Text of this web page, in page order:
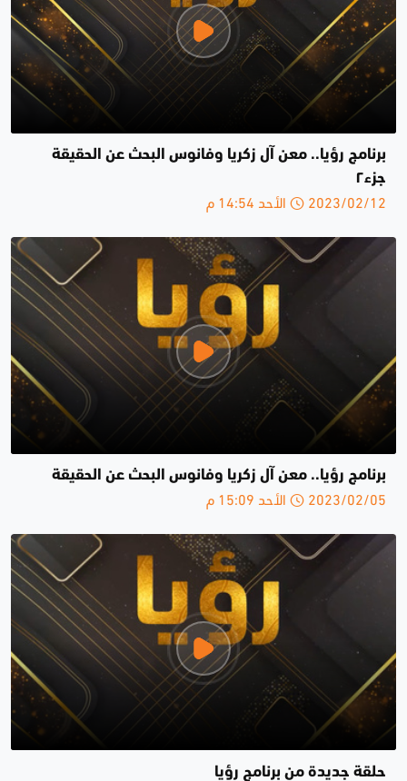
برنامج رؤيا.. معن آل زكريا وفانوس البحث عن الحقيقة
جزء٢
2023/02/12 الأحد 14:54 م
برنامج رؤيا.. معن آل زكريا وفانوس البحث عن الحقيقة
2023/02/05 الأحد 15:09 م
حلقة جديدة من برنامج رؤيا